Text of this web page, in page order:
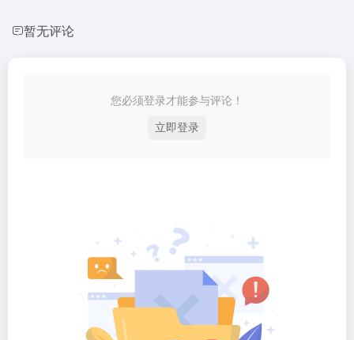
暂无评论
您必须登录才能参与评论！
立即登录